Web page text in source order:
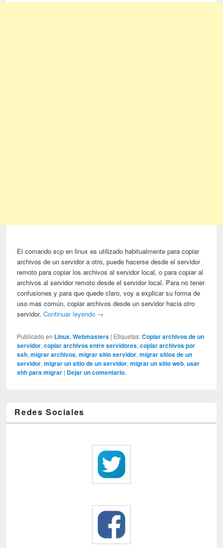
El comando scp en linux es utilizado habitualmente para copiar
archivos de un servidor a otro, puede hacerse desde el servidor
remoto para copiar los archivos al servidor local, o para copiar al
archivos al servidor remoto desde el servidor local. Para no tener
confusiones y para que quede claro, voy a explicar su forma de
uso mas común, copiar archivos desde un servidor hacia otro
servidor.Continuar leyendo →
Publicado en Linux,Webmasters | Etiquetas: Copiar archivos de un
servidor,copiar archivos entre servidores,copiar archivos por
ssh,migrar archivos,migrar sitio servidor,migrar sitios de un
servidor,migrar un sitio de un servidor,migrar un sitio web,usar
shh para migrar | Dejar un comentario.
Redes Sociales